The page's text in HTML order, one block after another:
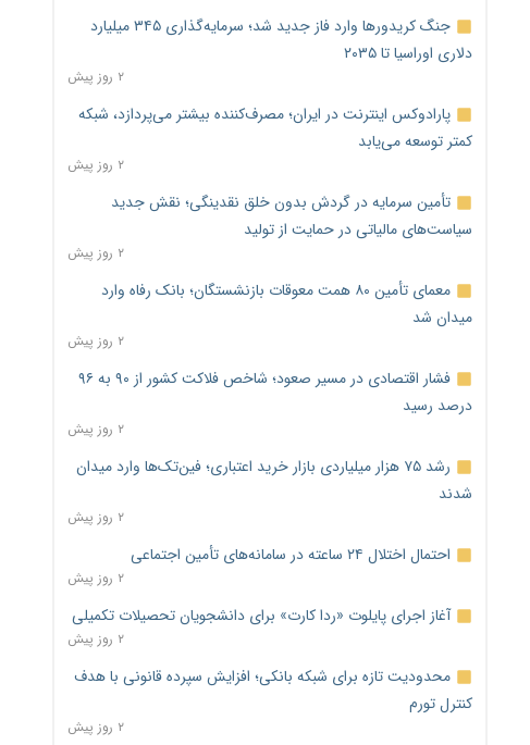
جنگ کریدورها وارد فاز جدید شد؛ سرمایه‌گذاری ۳۴۵ میلیارد
دلاری اوراسیا تا ۲۰۳۵
۲ روز پیش
پارادوکس اینترنت در ایران؛ مصرف‌کننده بیشتر می‌پردازد، شبکه
کمتر توسعه می‌یابد
۲ روز پیش
تأمین سرمایه در گردش بدون خلق نقدینگی؛ نقش جدید
سیاست‌های مالیاتی در حمایت از تولید
۲ روز پیش
معمای تأمین ۸۰ همت معوقات بازنشستگان؛ بانک رفاه وارد
میدان شد
۲ روز پیش
فشار اقتصادی در مسیر صعود؛ شاخص فلاکت کشور از ۹۰ به ۹۶
درصد رسید
۲ روز پیش
رشد ۷۵ هزار میلیاردی بازار خرید اعتباری؛ فین‌تک‌ها وارد میدان
شدند
۲ روز پیش
احتمال اختلال ۲۴ ساعته در سامانه‌های تأمین اجتماعی
۲ روز پیش
آغاز اجرای پایلوت «ردا کارت» برای دانشجویان تحصیلات تکمیلی
۲ روز پیش
محدودیت تازه برای شبکه بانکی؛ افزایش سپرده قانونی با هدف
کنترل تورم
۲ روز پیش